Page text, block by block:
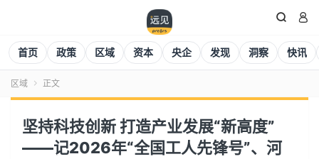
 
首页 政策 区域 资本 央企 发现 洞察 快讯
区域  正文
坚持科技创新 打造产业发展“新高度”
——记2026年“全国工人先锋号”、河